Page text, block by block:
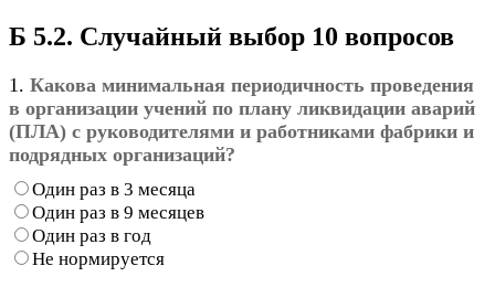
Б 5.2. Случайный выбор 10 вопросов
1. Какова минимальная периодичность проведения
в организации учений по плану ликвидации аварий
(ПЛА) с руководителями и работниками фабрики и
подрядных организаций?
Один раз в 3 месяца
Один раз в 9 месяцев
Один раз в год
Не нормируется